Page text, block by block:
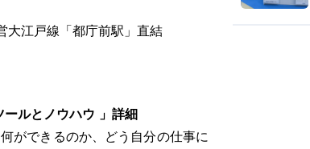
江戸線「都庁前駅」直結
ルとノウハウ 」詳細
ができるのか、どう自分の仕事に